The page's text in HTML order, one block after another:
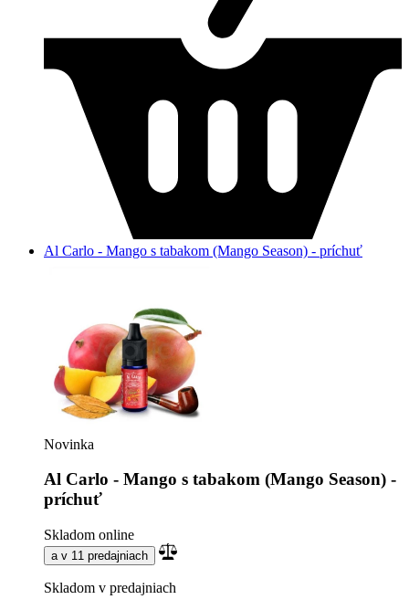
Al Carlo - Mango s tabakom (Mango Season) - príchuť
Novinka
Al Carlo - Mango s tabakom (Mango Season) -
príchuť
Skladom online
a v 11 predajniach
Skladom v predajniach